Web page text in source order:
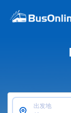
出发地